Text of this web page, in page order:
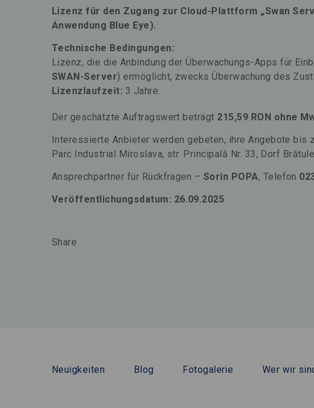
Lizenz für den Zugang zur Cloud-Plattform „Swan
Anwendung Blue Eye).
Technische Bedingungen:
Lizenz, die die Anbindung der Überwachungs-Apps für
SWAN-Server) ermöglicht, zwecks Überwachung des
Lizenzlaufzeit: 3 Jahre.
Der geschätzte Auftragswert beträgt 215,59 RON ohne
Interessierte Anbieter werden gebeten, ihre Angebote bis
Parc Industrial Miroslava, str. Principală Nr. 33, Dorf
Ansprechpartner für Rückfragen – Sorin POPA, Telefon
Veröffentlichungsdatum: 26.09.2025
Share
Neuigkeiten Blog Fotogalerie Wer wir